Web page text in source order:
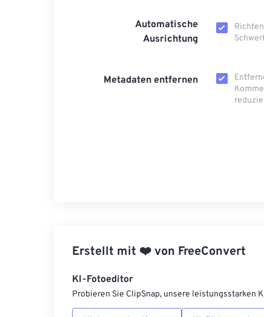
Automatische
Ausrichtung
Metadaten entfernen
Erstellt mit ❤️von FreeConvert
KI-Fotoeditor
Probieren Sie ClipSnap, unsere leistungsstarken